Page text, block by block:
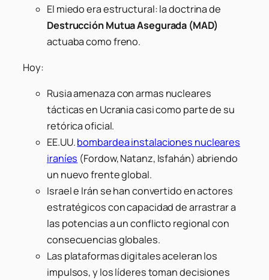
El miedo era estructural: la doctrina de
Destrucción Mutua Asegurada (MAD)
actuaba como freno.
Hoy:
Rusia amenaza con armas nucleares
tácticas en Ucrania casi como parte de su
retórica oficial.
EE.UU.bombardea instalaciones nucleares
iraníes (Fordow, Natanz, Isfahán) abriendo
un nuevo frente global.
Israel e Irán se han convertido en actores
estratégicos con capacidad de arrastrar a
las potencias a un conflicto regional con
consecuencias globales.
Las plataformas digitales aceleran los
impulsos, y los líderes toman decisiones